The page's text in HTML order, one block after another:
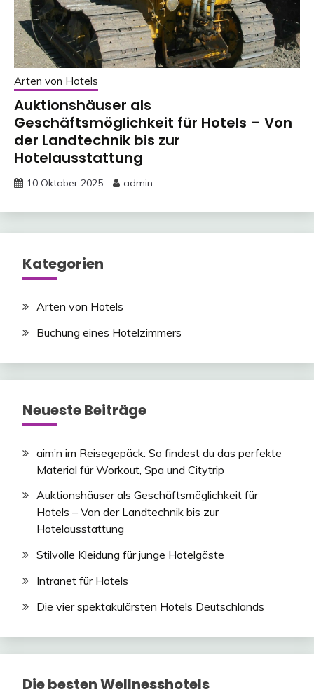
Arten von Hotels
Auktionshäuser als
Geschäftsmöglichkeit für Hotels – Von
der Landtechnik bis zur
Hotelausstattung
10 Oktober 2025 admin
Kategorien
Arten von Hotels
Buchung eines Hotelzimmers
Neueste Beiträge
aim’n im Reisegepäck: So findest du das perfekte
Material für Workout, Spa und Citytrip
Auktionshäuser als Geschäftsmöglichkeit für
Hotels – Von der Landtechnik bis zur
Hotelausstattung
Stilvolle Kleidung für junge Hotelgäste
Intranet für Hotels
Die vier spektakulärsten Hotels Deutschlands
Die besten Wellnesshotels